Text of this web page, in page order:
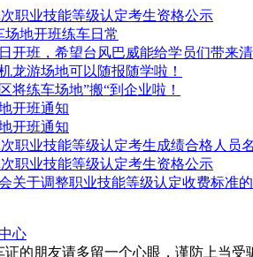
次职业技能等级认定考生资格公示
场地开班练车日常
开班，希望台风巴威能给学员们带来
龙游场地可以随报随学啦！
将练车场地”搬“到企业啦！
开班通知
开班通知
次职业技能等级认定考生成绩合格人员
次职业技能等级认定考生资格公示
关于调整职业技能等级认定收费标准
心
的朋友请多留一个心眼，谨防上当受